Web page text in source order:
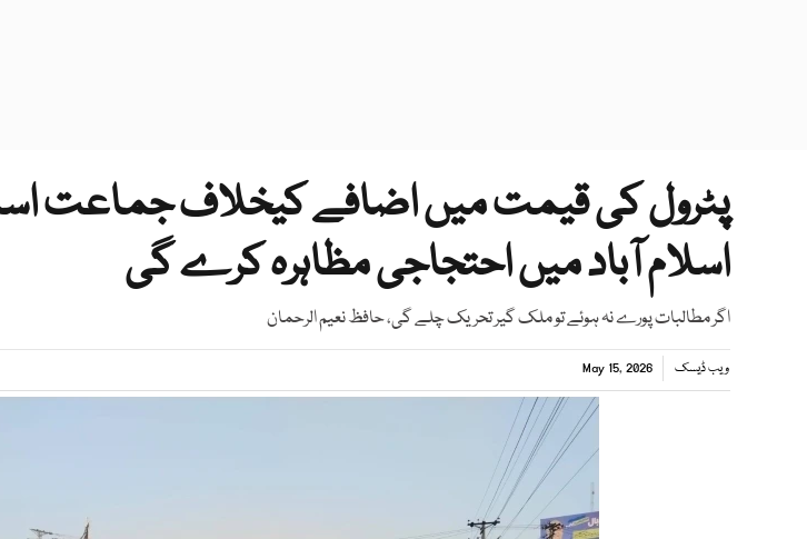
پٹرول کی قیمت میں اضافے کیخلاف جماعت
اسلام آباد میں احتجاجی مظاہرہ کرے گی
اگر مطالبات پورے نہ ہوئے تو ملک گیر تحریک چلے گی، حافظ نعیم الرحمان
ویب ڈیسک May 15, 2026